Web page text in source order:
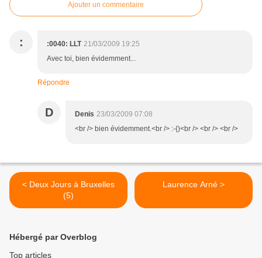
Ajouter un commentaire
: :0040: LLT 21/03/2009 19:25
Avec toi, bien évidemment...
Répondre
D Denis 23/03/2009 07:08
<br /> bien évidemment.<br /> :-{)<br /> <br /> <br />
< Deux Jours à Bruxelles
(5)
Laurence Arné >
Hébergé par Overblog
Top articles